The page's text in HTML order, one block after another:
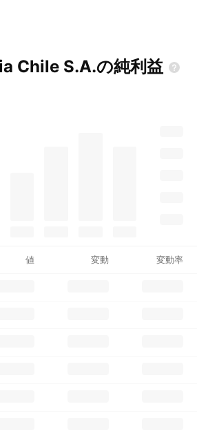
Chile S.A.の純利益
値 変動 変動率